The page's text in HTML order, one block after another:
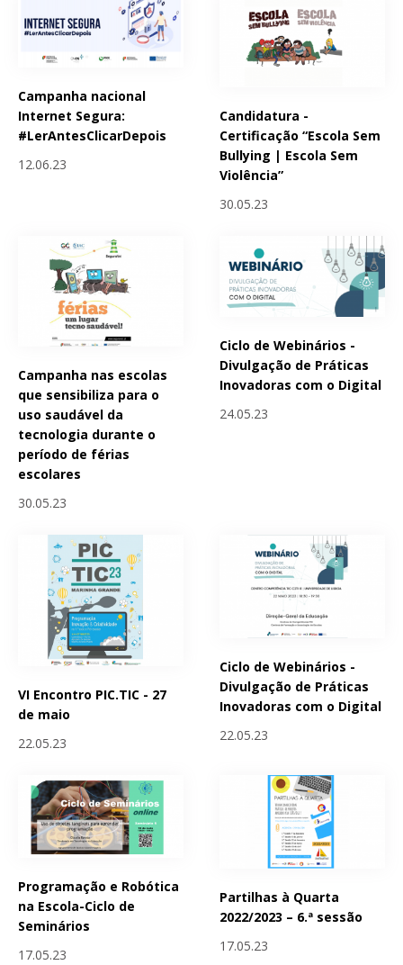
Campanha nacional
Internet Segura:
#LerAntesClicarDepois
12.06.23
Candidatura -
Certificação “Escola Sem
Bullying | Escola Sem
Violência”
30.05.23
Campanha nas escolas
que sensibiliza para o
uso saudável da
tecnologia durante o
período de férias
escolares
30.05.23
Ciclo de Webinários -
Divulgação de Práticas
Inovadoras com o Digital
24.05.23
VI Encontro PIC.TIC - 27
de maio
22.05.23
Ciclo de Webinários -
Divulgação de Práticas
Inovadoras com o Digital
22.05.23
Programação e Robótica
na Escola-Ciclo de
Seminários
17.05.23
Partilhas à Quarta
2022/2023 – 6.ª sessão
17.05.23